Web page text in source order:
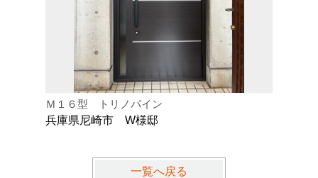
Ｍ１６型 トリノパイン
兵庫県尼崎市 W様邸
一覧へ戻る